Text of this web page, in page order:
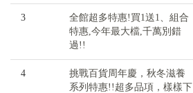
3
全館超多特惠!買1送1、組合
特惠,今年最大檔,千萬別錯
過!!
4
挑戰百貨周年慶，秋冬滋養
系列特惠!!超多品項，樣樣下